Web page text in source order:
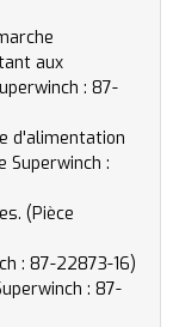
aux
: 87-
d'alimentation
Superwinch :
(Pièce
: 87-22873-16)
: 87-